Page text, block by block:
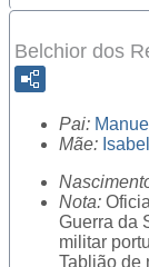
Belchior dos
Pai: Manuel
Mãe: Isabel
Nota:
Guerra da
militar
Tablião de